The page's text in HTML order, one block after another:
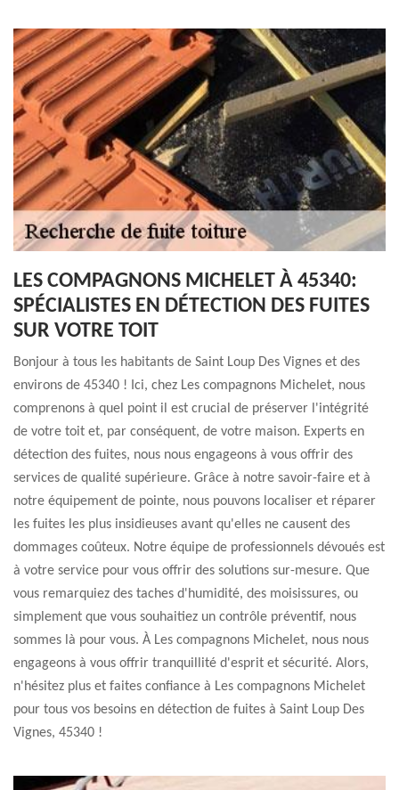
LES COMPAGNONS MICHELET À 45340:
SPÉCIALISTES EN DÉTECTION DES FUITES
SUR VOTRE TOIT
Bonjour à tous les habitants de Saint Loup Des Vignes et des
environs de 45340 ! Ici, chez Les compagnons Michelet, nous
comprenons à quel point il est crucial de préserver l'intégrité
de votre toit et, par conséquent, de votre maison. Experts en
détection des fuites, nous nous engageons à vous offrir des
services de qualité supérieure. Grâce à notre savoir-faire et à
notre équipement de pointe, nous pouvons localiser et réparer
les fuites les plus insidieuses avant qu'elles ne causent des
dommages coûteux. Notre équipe de professionnels dévoués est
à votre service pour vous offrir des solutions sur-mesure. Que
vous remarquiez des taches d'humidité, des moisissures, ou
simplement que vous souhaitiez un contrôle préventif, nous
sommes là pour vous. À Les compagnons Michelet, nous nous
engageons à vous offrir tranquillité d'esprit et sécurité. Alors,
n'hésitez plus et faites confiance à Les compagnons Michelet
pour tous vos besoins en détection de fuites à Saint Loup Des
Vignes, 45340 !